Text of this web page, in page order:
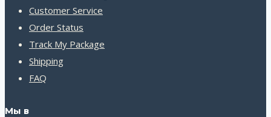
Customer Service
Order Status
Track My Package
Shipping
FAQ
Мы в